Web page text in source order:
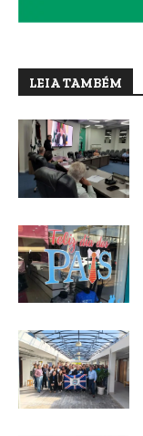
LEIA TAMBÉM